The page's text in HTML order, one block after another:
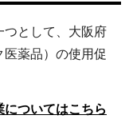
つとして、大阪府
薬品）の使用促
ついてはこちら